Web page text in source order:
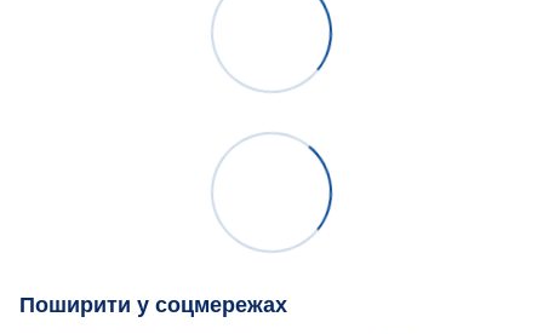
Поширити у соцмережах